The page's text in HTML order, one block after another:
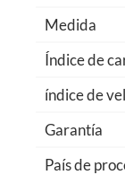
Medida
Índice de
índice de
Garantía
País de